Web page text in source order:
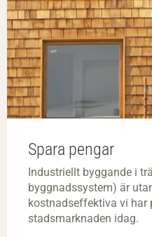
Spara pengar
Industriellt byggande i
byggnadssystem) är
kostnadseffektiva vi har
stadsmarknaden idag.